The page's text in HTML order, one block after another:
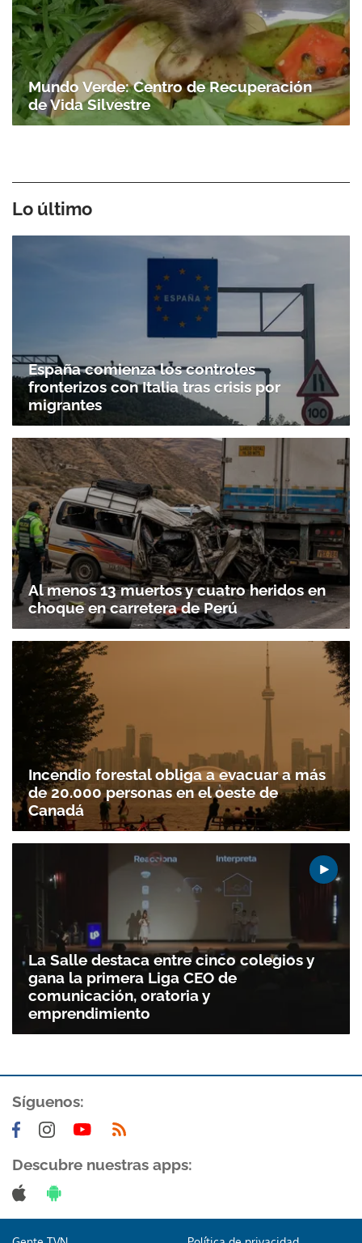
Mundo Verde: Centro de Recuperación
de Vida Silvestre
Lo último
España comienza los controles
fronterizos con Italia tras crisis por
migrantes
Al menos 13 muertos y cuatro heridos en
choque en carretera de Perú
Incendio forestal obliga a evacuar a más
de 20.000 personas en el oeste de
Canadá
La Salle destaca entre cinco colegios y
gana la primera Liga CEO de
comunicación, oratoria y
emprendimiento
Síguenos:
Descubre nuestras apps: